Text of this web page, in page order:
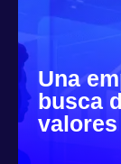
Una
busca